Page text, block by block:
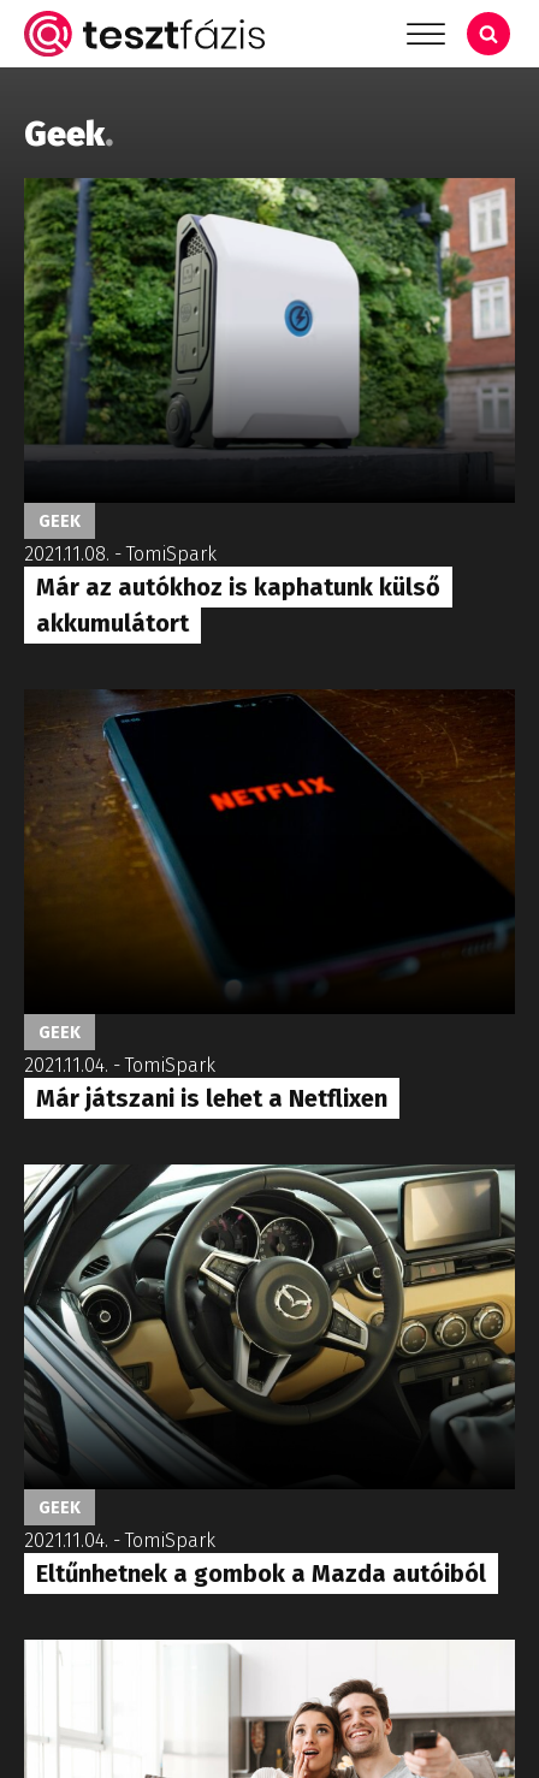
Geek.
GEEK
2021.11.08. -TomiSpark
Már az autókhoz is kaphatunk külső
akkumulátort
GEEK
2021.11.04. -TomiSpark
Már játszani is lehet a Netflixen
GEEK
2021.11.04. -TomiSpark
Eltűnhetnek a gombok a Mazda autóiból